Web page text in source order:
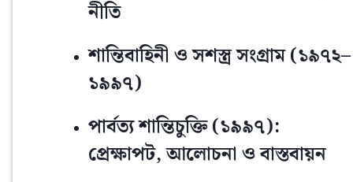
নীতি
শান্তিবাহিনী ও সশস্ত্র সংগ্রাম (১৯৭২–
১৯৯৭)
পার্বত্য শান্তিচুক্তি (১৯৯৭):
প্রেক্ষাপট, আলোচনা ও বাস্তবায়ন